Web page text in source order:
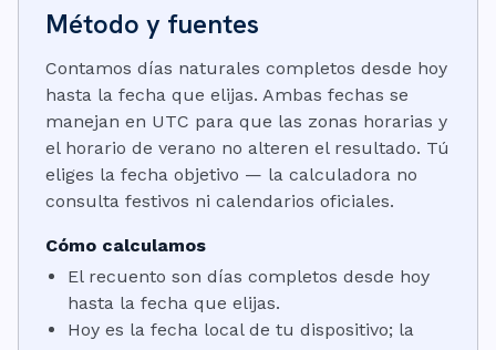
Método y fuentes
Contamos días naturales completos desde hoy
hasta la fecha que elijas. Ambas fechas se
manejan en UTC para que las zonas horarias y
el horario de verano no alteren el resultado. Tú
eliges la fecha objetivo — la calculadora no
consulta festivos ni calendarios oficiales.
Cómo calculamos
El recuento son días completos desde hoy
hasta la fecha que elijas.
Hoy es la fecha local de tu dispositivo; la